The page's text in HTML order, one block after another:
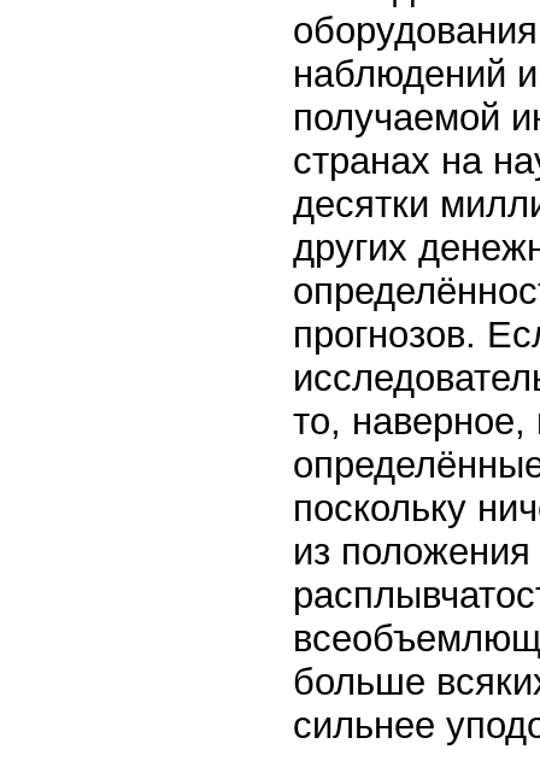
наблюдений
получаемой
странах на
десятки
других
прогнозов.
то,
поскольку
из
больше
сильнее